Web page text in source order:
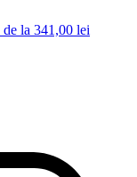
de la 341,00 lei